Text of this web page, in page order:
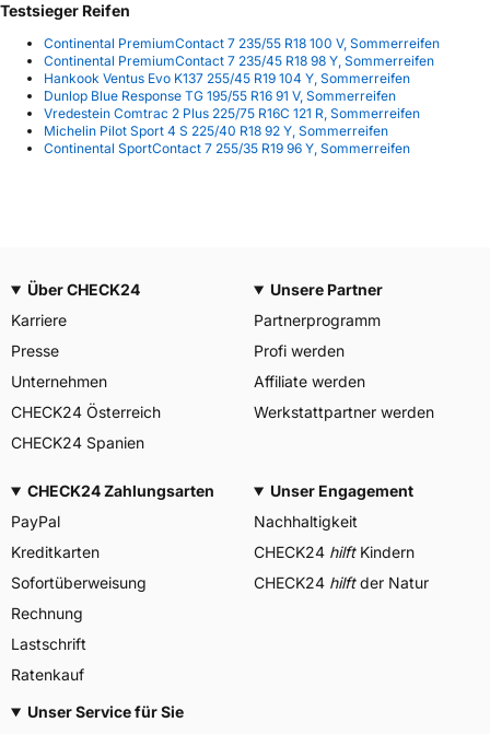
Testsieger Reifen
Continental PremiumContact 7 235/55 R18 100 V, Sommerreifen
Continental PremiumContact 7 235/45 R18 98 Y, Sommerreifen
Hankook Ventus Evo K137 255/45 R19 104 Y, Sommerreifen
Dunlop Blue Response TG 195/55 R16 91 V, Sommerreifen
Vredestein Comtrac 2 Plus 225/75 R16C 121 R, Sommerreifen
Michelin Pilot Sport 4 S 225/40 R18 92 Y, Sommerreifen
Continental SportContact 7 255/35 R19 96 Y, Sommerreifen
Über CHECK24
Karriere
Presse
Unternehmen
CHECK24 Österreich
CHECK24 Spanien
Unsere Partner
Partnerprogramm
Profi werden
Affiliate werden
Werkstattpartner werden
CHECK24 Zahlungsarten
PayPal
Kreditkarten
Sofortüberweisung
Rechnung
Lastschrift
Ratenkauf
Unser Engagement
Nachhaltigkeit
CHECK24 hilftKindern
CHECK24 hilftder Natur
Unser Service für Sie